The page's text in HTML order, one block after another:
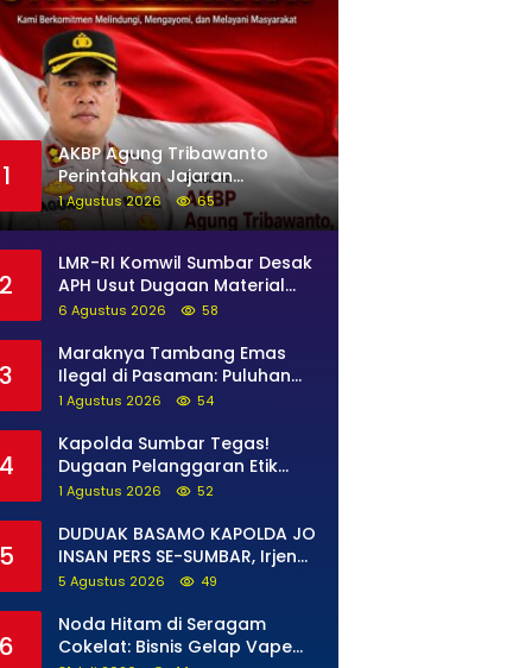
1
AKBP Agung Tribawanto
Perintahkan Jajaran
Persempit Ruang Gerak
Bandar Narkoba di Pasaman
1 Agustus 2026 65
2
LMR-RI Komwil Sumbar Desak
APH Usut Dugaan Material
Ilegal di Batang Anai, Dugaan
Diselidiki Tuntas
6 Agustus 2026 58
3
Maraknya Tambang Emas
Ilegal di Pasaman: Puluhan
Unit Excavator Merusak Alam,
Lolo
1 Agustus 2026 54
4
Kapolda Sumbar Tegas!
Dugaan Pelanggaran Etik
Anggota Diproses Tanpa
AKBP F Dipercepat
1 Agustus 2026 52
5
DUDUAK BASAMO KAPOLDA JO
INSAN PERS SE-SUMBAR, Irjen
Pol. Djati Wiyoto Abadhy
bagi Pelanggar Hukum di
Internal Polri
5 Agustus 2026 49
6
Noda Hitam di Seragam
Cokelat: Bisnis Gelap Vape